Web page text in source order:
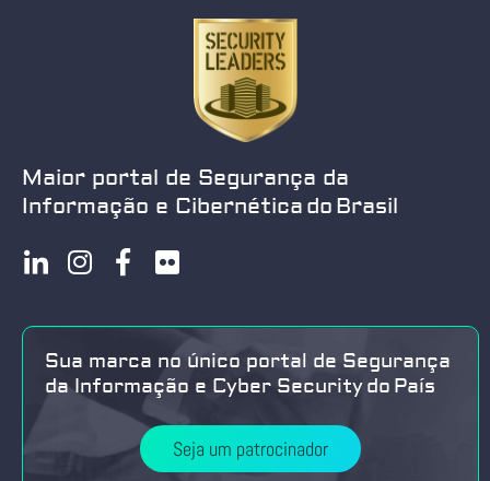
Maior portal de Segurança da
Informação e Cibernética do Brasil
Sua marca no único portal de Segurança
da Informação e Cyber Security do País
Seja um patrocinador